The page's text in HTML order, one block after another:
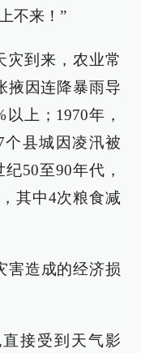
不来！”
灾到来，农业常
掖因连降暴雨导
上；1970年，
县城因凌汛被
50至90年代，
其中4次粮食减
害造成的经济损
接受到天气影